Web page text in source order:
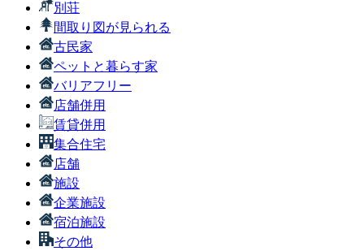
別荘
間取り図が見られる
古民家
ペットと暮らす家
バリアフリー
店舗併用
賃貸併用
集合住宅
店舗
施設
企業施設
宿泊施設
その他